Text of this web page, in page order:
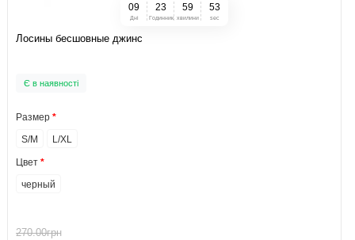
09
Дні
23
Годинник
59
хвилини
52
sec
Лосины бесшовные джинс
Є в наявності
Размер
S/M
L/XL
Цвет
черный
270.00грн